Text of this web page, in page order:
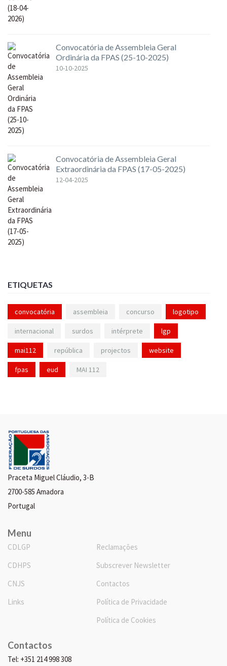
Convocatória de Assembleia Geral
Ordinária da FPAS (25-10-2025)
10-10-2025
Convocatória de Assembleia Geral
Extraordinária da FPAS (17-05-2025)
12-04-2025
ETIQUETAS
convocatória assembleia concurso logotipo
internacional surdos intérprete lgp
mai112 república projectos website
fpas eud MAI 112
Praceta Miguel Cláudio, 3-B
2700-585 Amadora
Portugal
Menu
CDLGP
CDHPS
CNJS
Links
Reclamações
Subscrever Newsletter
Contactos
Política de Privacidade
Política de Cookies
Contactos
Tel: +351 214 998 308